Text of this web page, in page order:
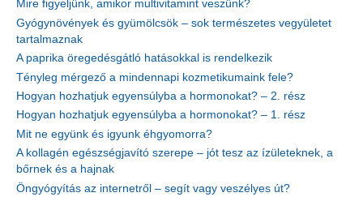
Mire figyeljünk, amikor multivitamint veszünk?
Gyógynövények és gyümölcsök – sok természetes vegyületet
tartalmaznak
A paprika öregedésgátló hatásokkal is rendelkezik
Tényleg mérgező a mindennapi kozmetikumaink fele?
Hogyan hozhatjuk egyensúlyba a hormonokat? – 2. rész
Hogyan hozhatjuk egyensúlyba a hormonokat? – 1. rész
Mit ne együnk és igyunk éhgyomorra?
A kollagén egészségjavító szerepe – jót tesz az ízületeknek, a
bőrnek és a hajnak
Öngyógyítás az internetről – segít vagy veszélyes út?